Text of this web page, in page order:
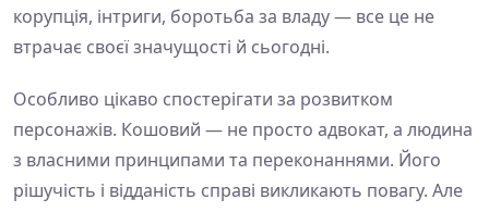
корупція, інтриги, боротьба за владу — все це не
втрачає своєї значущості й сьогодні.
Особливо цікаво спостерігати за розвитком
персонажів. Кошовий — не просто адвокат, а людина
з власними принципами та переконаннями. Його
рішучість і відданість справі викликають повагу. Але